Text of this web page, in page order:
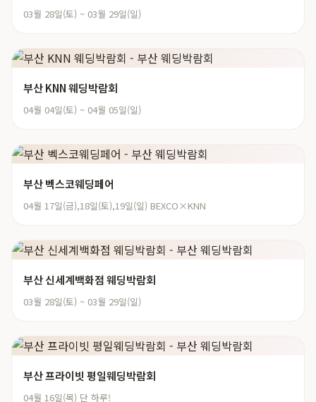
03월 28일(토) ~ 03월 29일(일)
부산 KNN 웨딩박람회
04월 04일(토) ~ 04월 05일(일)
부산 벡스코웨딩페어
04월 17일(금),18일(토),19일(일) BEXCO×KNN
부산 신세계백화점 웨딩박람회
03월 28일(토) ~ 03월 29일(일)
부산 프라이빗 평일웨딩박람회
04월 16일(목) 단 하루!